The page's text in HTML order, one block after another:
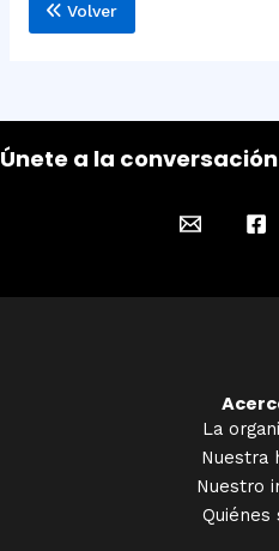
Volver
Únete a la
La
Nuestra
Nuestro
Quiénes